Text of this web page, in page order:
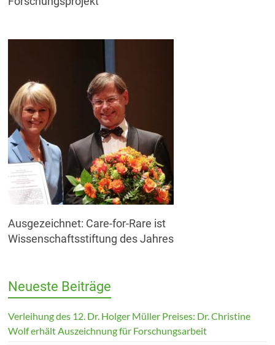
Ausgezeichnet: Care-for-Rare ist
Wissenschaftsstiftung des Jahres
Neueste Beiträge
Verleihung des 12. Dr. Holger Müller Preises: Dr. Christine
Wolf erhält Auszeichnung für Forschungsarbeit